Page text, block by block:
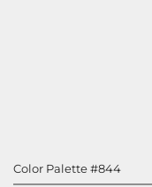
Color Palette #844